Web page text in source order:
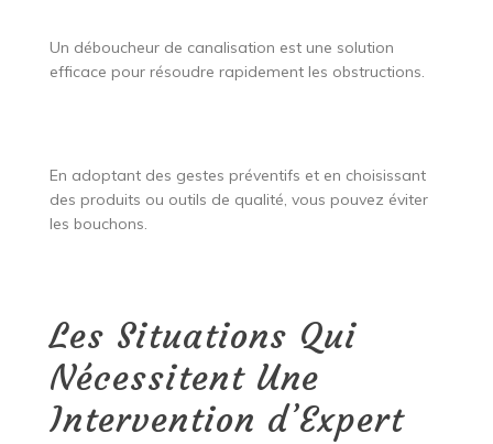
Un déboucheur de canalisation est une solution
efficace pour résoudre rapidement les obstructions.
En adoptant des gestes préventifs et en choisissant
des produits ou outils de qualité, vous pouvez éviter
les bouchons.
Les Situations Qui
Nécessitent Une
Intervention d’Expert